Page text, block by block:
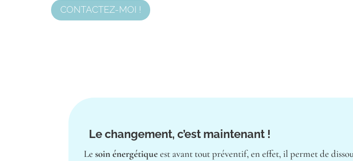
CONTACTEZ-MOI !
Le changement, c’est maintenant !
Lesoin énergétiqueest avant tout préventif, en effet, il permet de